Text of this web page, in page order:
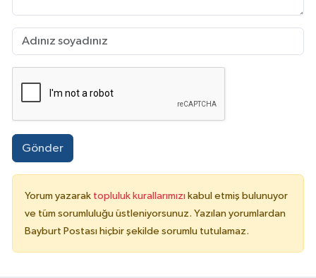
Gönder
Yorum yazarak topluluk kurallarımızı kabul etmiş bulunuyor
ve tüm sorumluluğu üstleniyorsunuz. Yazılan yorumlardan
Bayburt Postası hiçbir şekilde sorumlu tutulamaz.